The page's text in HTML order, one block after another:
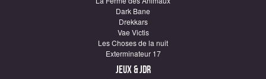
Dark Bane
Drekkars
Vae Victis
Les Choses de la nuit
Exterminateur 17
Jeux & JDR